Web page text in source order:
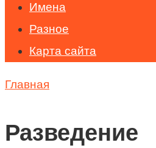
Имена
Разное
Карта сайта
Главная
Разведение